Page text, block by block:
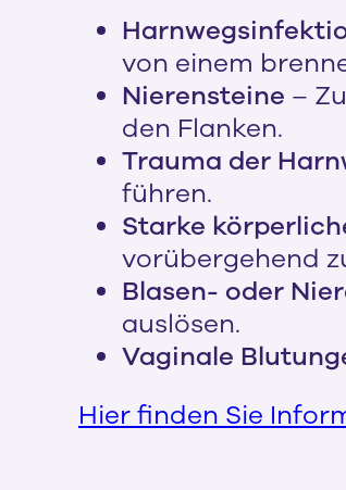
von einem
Nierensteine –
den Flanken.
Trauma der
führen.
Starke
vorübergehend
Blasen- oder
auslösen.
Vaginale
Hier finden Sie